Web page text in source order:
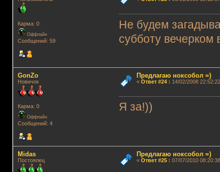
Карма: 0
Оффлайн
Сообщений: 59
Не будем
субботу вечерком
GonZo
Новичок
Карма: 0
Оффлайн
Сообщений: 4
Предлагаю ноксобол =)
« Ответ #24: 14/02/2008
Я за!))
Midas
Постоялец
Предлагаю ноксобол =)
« Ответ #25: 07/07/2010